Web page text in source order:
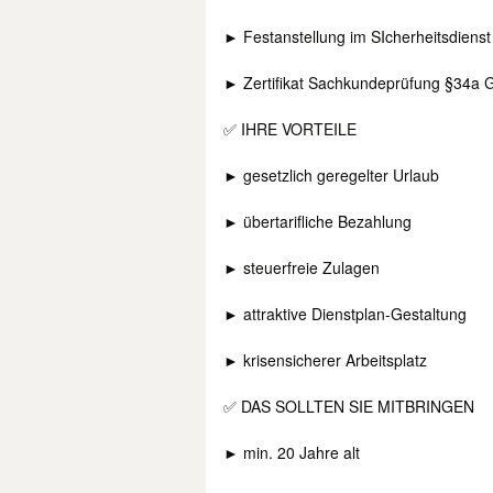
► Festanstellung im SIcherheitsdienst
► Zertifikat Sachkundeprüfung §34a
✅ IHRE VORTEILE
► gesetzlich geregelter Urlaub
► übertarifliche Bezahlung
► steuerfreie Zulagen
► attraktive Dienstplan-Gestaltung
► krisensicherer Arbeitsplatz
✅ DAS SOLLTEN SIE MITBRINGEN
► min. 20 Jahre alt